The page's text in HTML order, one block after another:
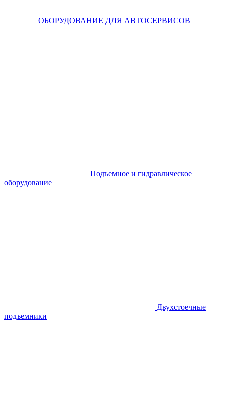
ОБОРУДОВАНИЕ ДЛЯ АВТОСЕРВИСОВ
Подъемное и гидравлическое
оборудование
Двухстоечные
подъемники